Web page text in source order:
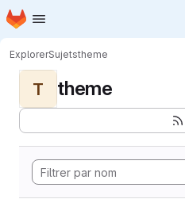
Passer au contenu principal
Page d'accueil
ExplorerSujetstheme
T theme